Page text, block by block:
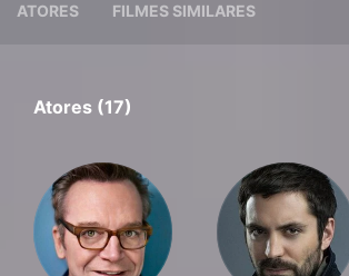
ATORES FILMES SIMILARES
Atores (17)